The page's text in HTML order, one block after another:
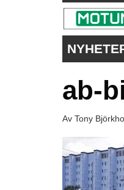
ab-
Av Tony